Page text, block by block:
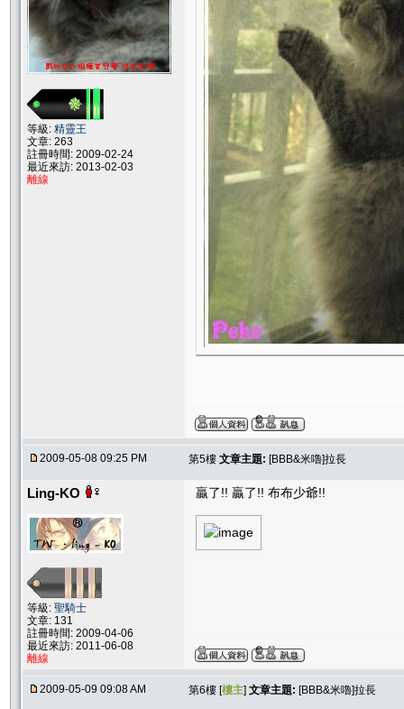
等級: 精靈王
文章: 263
註冊時間: 2009-02-24
最近來訪: 2013-02-03
離線
2009-05-08 09:25 PM 第5樓 文章主題: [BBB&米嚕]拉長
Ling-KO
等級: 聖騎士
文章: 131
註冊時間: 2009-04-06
最近來訪: 2011-06-08
離線
贏了!! 贏了!! 布布少爺!!
2009-05-09 09:08 AM 第6樓 [樓主] 文章主題: [BBB&米嚕]拉長